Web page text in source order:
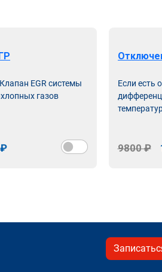
EGR системы
газов
Если есть
9800 ₽